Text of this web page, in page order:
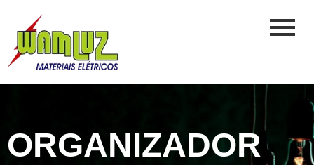
ORGANIZADOR